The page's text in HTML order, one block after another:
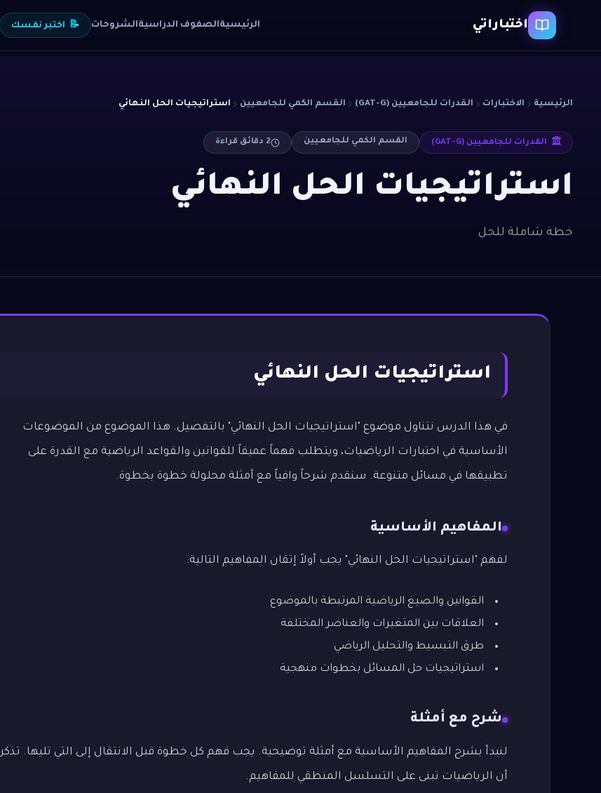
اختباراتي الرئيسيةالصفوف الدراسيةالشروحات 📝 اختبر نفسك
الرئيسية الاختبارات القدرات للجامعيين (GAT-G) القسم الكمي للجامعيين استراتيجيات الحل النهائي
القدرات للجامعيين (GAT-G) القسم الكمي للجامعيين 2 دقائق قراءة
استراتيجيات الحل النهائي
خطة شاملة للحل
استراتيجيات الحل النهائي
في هذا الدرس نتناول موضوع "استراتيجيات الحل النهائي" بالتفصيل. هذا الموضوع من الموضوعات
الأساسية في اختبارات الرياضيات، ويتطلب فهماً عميقاً للقوانين والقواعد الرياضية مع القدرة على
تطبيقها في مسائل متنوعة. سنقدم شرحاً وافياً مع أمثلة محلولة خطوة بخطوة.
المفاهيم الأساسية
لفهم "استراتيجيات الحل النهائي" يجب أولاً إتقان المفاهيم التالية:
القوانين والصيغ الرياضية المرتبطة بالموضوع
العلاقات بين المتغيرات والعناصر المختلفة
طرق التبسيط والتحليل الرياضي
استراتيجيات حل المسائل بخطوات منهجية
شرح مع أمثلة
لنبدأ بشرح المفاهيم الأساسية مع أمثلة توضيحية. يجب فهم كل خطوة قبل الانتقال إلى التي تليها. تذكر
أن الرياضيات تبنى على التسلسل المنطقي للمفاهيم.